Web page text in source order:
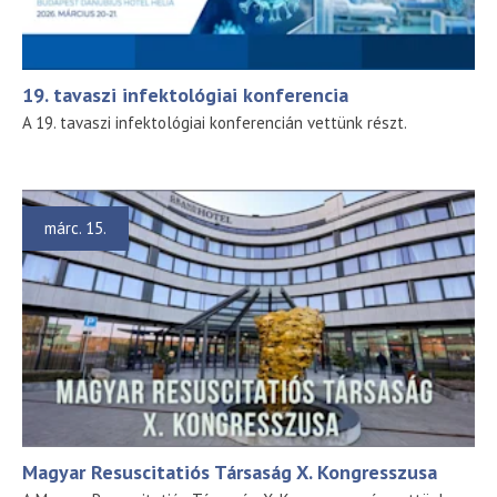
19. tavaszi infektológiai konferencia
A 19. tavaszi infektológiai konferencián vettünk részt.
márc. 15.
Magyar Resuscitatiós Társaság X. Kongresszusa